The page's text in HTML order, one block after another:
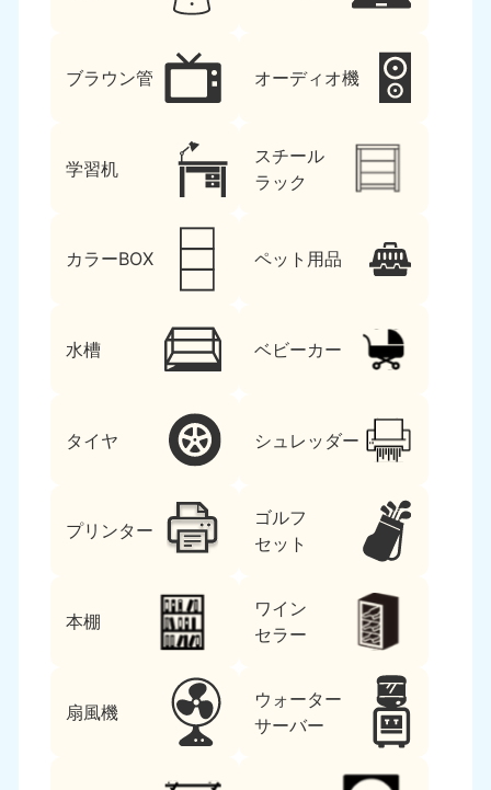
ブラウン管 オーディオ機
学習机
スチール
ラック
カラーBOX ペット用品
水槽 ベビーカー
タイヤ シュレッダー
プリンター
ゴルフ
セット
本棚
ワイン
セラー
扇風機
ウォーター
サーバー